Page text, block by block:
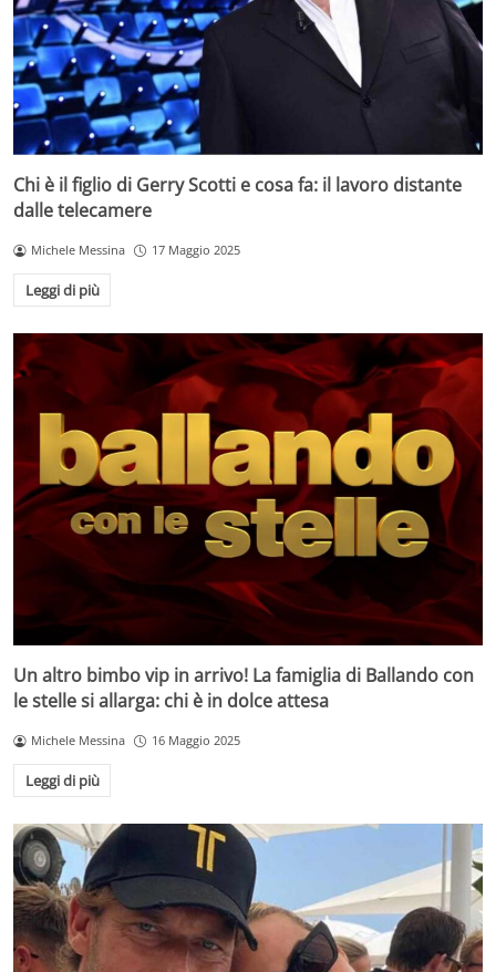
Chi è il figlio di Gerry Scotti e cosa fa: il lavoro distante
dalle telecamere
Michele Messina 17 Maggio 2025
Leggi di più
Un altro bimbo vip in arrivo! La famiglia di Ballando con
le stelle si allarga: chi è in dolce attesa
Michele Messina 16 Maggio 2025
Leggi di più